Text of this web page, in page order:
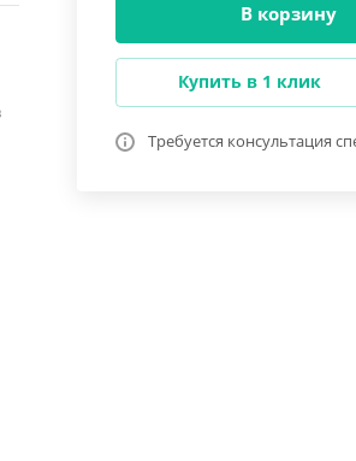
В корзину
Купить в 1 клик
Требуется консультация